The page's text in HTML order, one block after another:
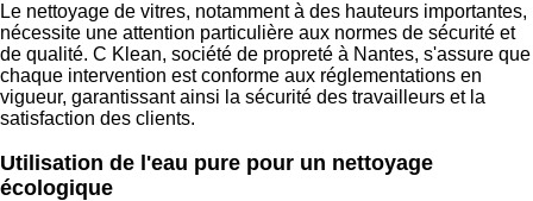
Le nettoyage de vitres, notamment à des hauteurs importantes,
nécessite une attention particulière aux normes de sécurité et
de qualité. C Klean, société de propreté à Nantes, s'assure que
chaque intervention est conforme aux réglementations en
vigueur, garantissant ainsi la sécurité des travailleurs et la
satisfaction des clients.
Utilisation de l'eau pure pour un nettoyage
écologique